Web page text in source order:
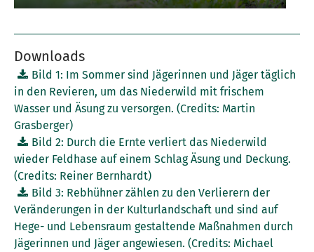
Downloads
Bild 1: Im Sommer sind Jägerinnen und Jäger täglich
in den Revieren, um das Niederwild mit frischem
Wasser und Äsung zu versorgen. (Credits: Martin
Grasberger)
Bild 2: Durch die Ernte verliert das Niederwild
wieder Feldhase auf einem Schlag Äsung und Deckung.
(Credits: Reiner Bernhardt)
Bild 3: Rebhühner zählen zu den Verlierern der
Veränderungen in der Kulturlandschaft und sind auf
Hege- und Lebensraum gestaltende Maßnahmen durch
Jägerinnen und Jäger angewiesen. (Credits: Michael